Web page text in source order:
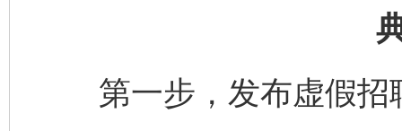
第一步，发布虚假招